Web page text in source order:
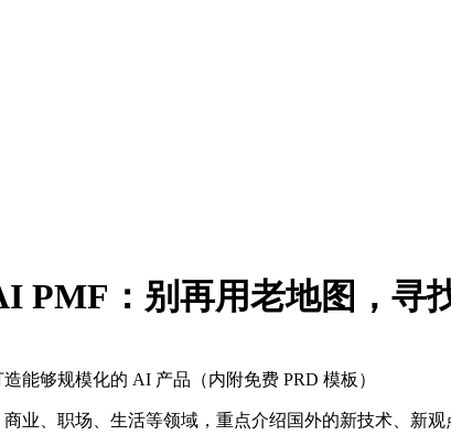
PMF：别再用老地图，寻
能够规模化的 AI 产品（内附免费 PRD 模板）
业、职场、生活等领域，重点介绍国外的新技术、新观